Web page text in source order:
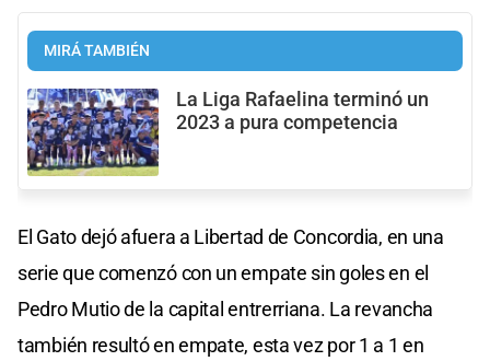
MIRÁ TAMBIÉN
La Liga Rafaelina terminó un
2023 a pura competencia
El Gato dejó afuera a Libertad de Concordia, en una
serie que comenzó con un empate sin goles en el
Pedro Mutio de la capital entrerriana. La revancha
también resultó en empate, esta vez por 1 a 1 en